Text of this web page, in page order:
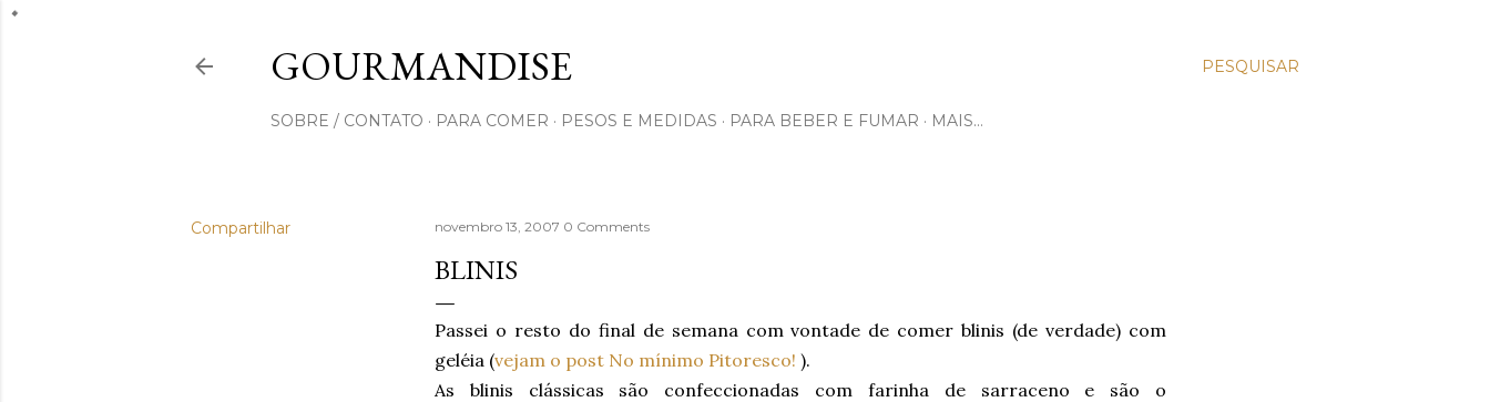
PESQUISAR
GOURMANDISE
SOBRE / CONTATO PARA COMER PESOS E MEDIDAS PARA BEBER E FUMAR MAIS…
Compartilhar novembro 13, 2007 0 Comments
BLINIS
Passei o resto do final de semana com vontade de comer blinis (de verdade) com
geléia (vejam o post No mínimo Pitoresco! ).
As blinis clássicas são confeccionadas com farinha de sarraceno e são o